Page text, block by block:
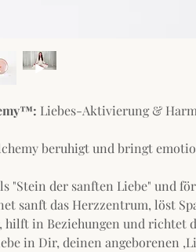
Liebes-Aktivierung &
beruhigt und bringt
"Stein der sanften Liebe" und
sanft das Herzzentrum, löst
hilft in Beziehungen und richtet
in Dir, deinen angeborenen